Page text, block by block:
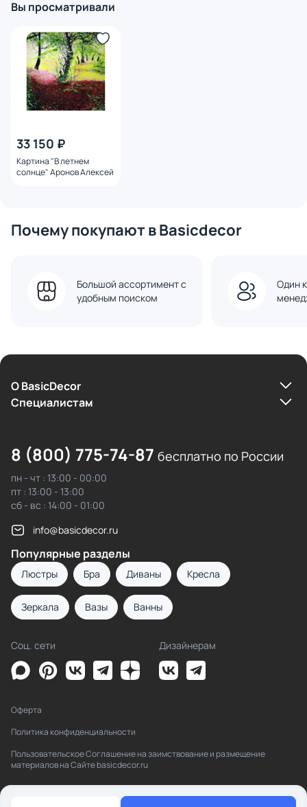
Вы просматривали
33 150 ₽
Картина "В летнем
солнце" Аронов Алексей
Почему покупают в Basicdecor
Большой ассортимент с
удобным поиском
Один
О BasicDecor
Cпециалистам
8 (800) 775-74-87 бесплатно по России
пн - чт : 13:00 - 00:00
пт : 13:00 - 13:00
сб - вс : 14:00 - 01:00
info@basicdecor.ru
Популярные разделы
Люстры Бра Диваны Кресла
Зеркала Вазы Ванны
Соц. сети Дизайнерам
Оферта
Политика конфиденциальности
Пользовательское Соглашение на заимствование и размещение
материалов на Сайте basicdecor.ru